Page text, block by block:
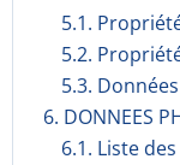
5.1.
5.2.
5.3.
6. DONNEES
6.1. Liste